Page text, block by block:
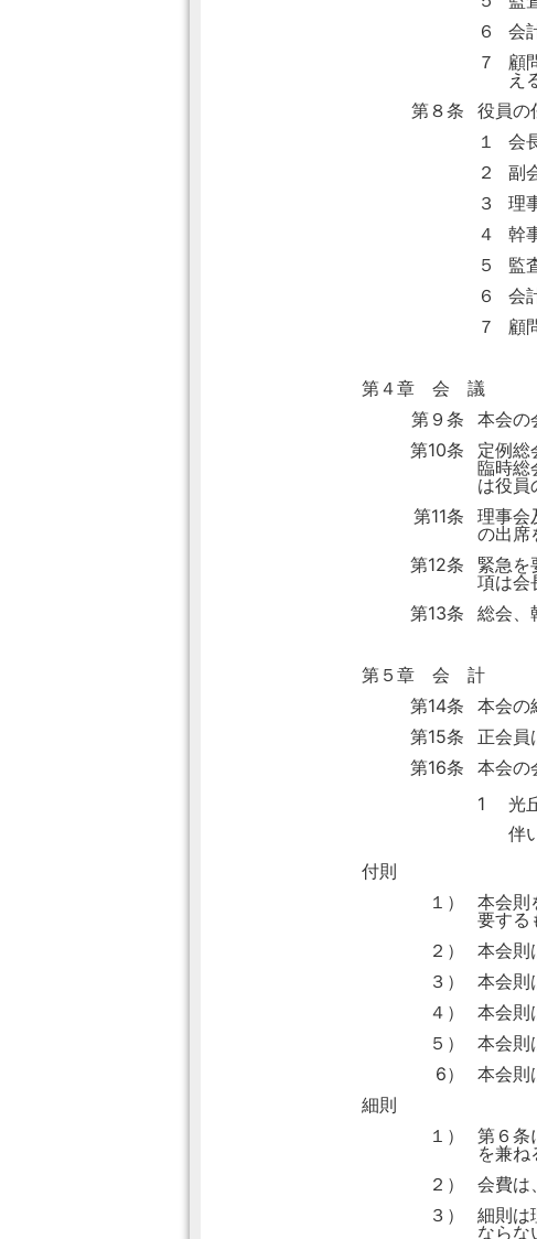
６
会
７
顧
え
第８条
役員の
１
会
２
副
３
理
４
幹
５
監
６
会
７
顧
第４章 会 議
第９条
本会の
第10条
定例総
臨時総
は役員
第11条
理事会
の出席
第12条
緊急を
項は会
第13条
総会、
第５章 会 計
第14条
本会の
第15条
正会員
第16条
本会の
1
光
伴
付則
１）
本会則
要する
２）
本会則
３）
本会則
４）
本会則
５）
本会則
6）
本会則
細則
１）
第６条
を兼ね
２）
会費は
３）
細則は
ならな